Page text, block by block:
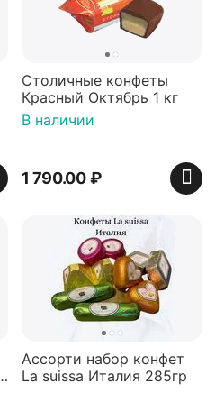
Столичные конфеты
Красный Октябрь 1 кг
В наличии
1 790.00 ₽
Ассорти набор конфет
La suissa Италия 285гр